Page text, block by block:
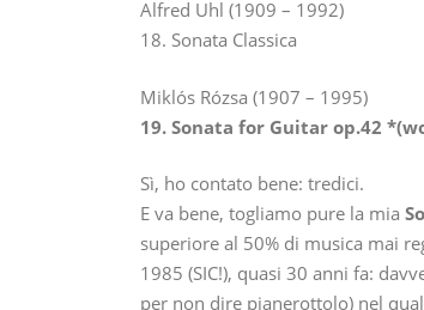
Alfred Uhl (1909 – 1992)
18. Sonata Classica
Miklós Rózsa (1907 – 1995)
19. Sonata for Guitar op.42
Sì, ho contato bene: tredici.
E va bene, togliamo pure la mia
superiore al 50% di musica mai
1985 (SIC!), quasi 30 anni fa:
per non dire pianerottolo) nel